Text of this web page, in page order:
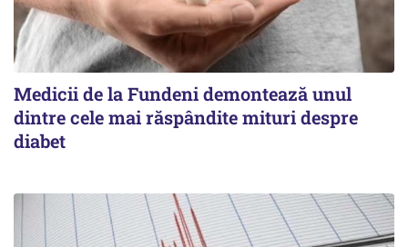
Medicii de la Fundeni demontează unul
dintre cele mai răspândite mituri despre
diabet